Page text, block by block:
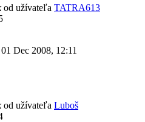
od užívateľa TATRA613
Dec 2008, 12:11
od užívateľa Luboš